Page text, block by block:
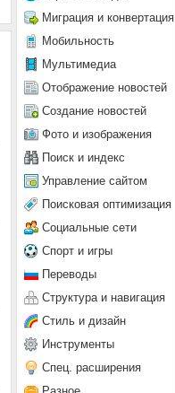
Миграция и конвертация
Мобильность
Мультимедиа
Отображение новостей
Создание новостей
Фото и изображения
Поиск и индекс
Управление сайтом
Поисковая оптимизация
Социальные сети
Спорт и игры
Переводы
Структура и навигация
Стиль и дизайн
Инструменты
Спец. расширения
Разное